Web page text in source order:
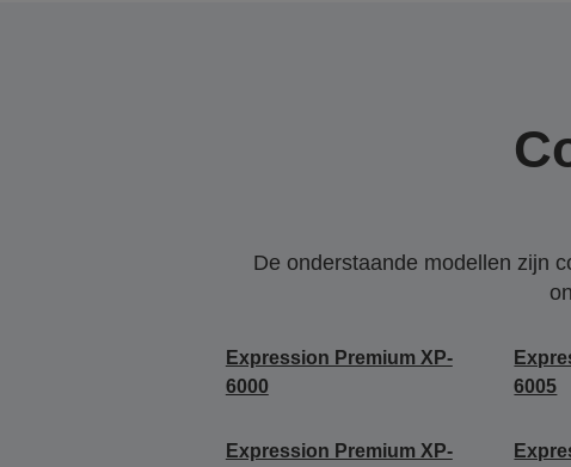
De onderstaande modellen zijn
Expression Premium XP-
6000
6005
Expression Premium XP-